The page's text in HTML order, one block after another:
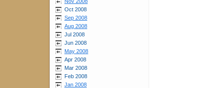
Oct 2008
Sep 2008
Aug 2008
Jul 2008
Jun 2008
May 2008
Apr 2008
Mar 2008
Feb 2008
Jan 2008